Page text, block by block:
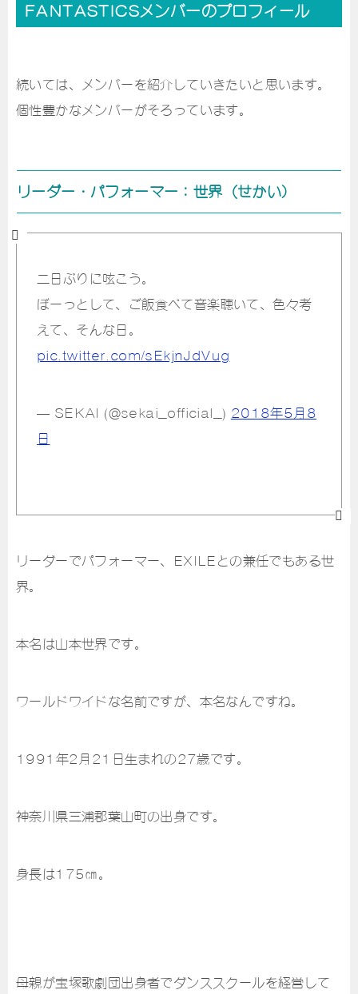
FANTASTICSメンバーのプロフィール
続いては、メンバーを紹介していきたいと思います。
個性豊かなメンバーがそろっています。
リーダー・パフォーマー：世界（せかい）
二日ぶりに呟こう。
ぼーっとして、ご飯食べて音楽聴いて、色々考
えて、そんな日。
pic.twitter.com/sEkjnJdVug
— SEKAI (@sekai_official_) 2018年5月8
日
リーダーでパフォーマー、EXILEとの兼任でもある世
界。
本名は山本世界です。
ワールドワイドな名前ですが、本名なんですね。
1991年2月21日生まれの27歳です。
神奈川県三浦郡葉山町の出身です。
身長は175㎝。
母親が宝塚歌劇団出身者でダンススクールを経営して